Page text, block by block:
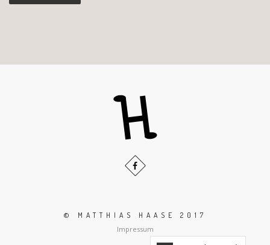
© MATTHIAS HAASE 2017
Impressum